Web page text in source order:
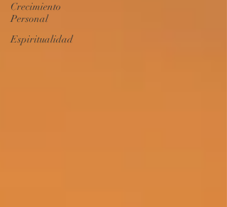
Crecimiento
Personal
Espiritualidad